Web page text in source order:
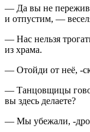
— Да вы не
и отпустим, —
— Нас нельзя
из храма.
— Отойди от неё, -
— Танцовщицы
вы здесь делаете?
— Мы убежали, -